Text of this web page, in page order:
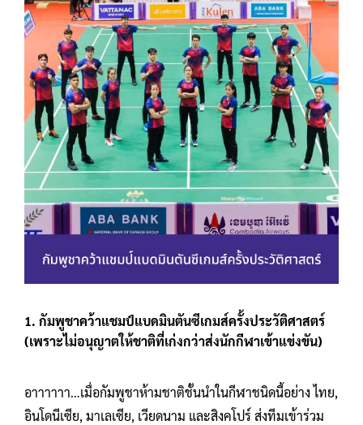
1. กัมพูชาคว้าแชมป์แบดมินตันซีเกมส์ครั้งประวัติศาสตร์
(เพราะไม่อนุญาตให้ชาติที่เก่งกว่าส่งนักกีฬาเข้าแข่งขัน)
อาาาาาา…เมื่อกัมพูชาห้ามชาติชั้นนำในกีฬาชนิดนี้อย่าง ไทย,
อินโดนีเซีย, มาเลเซีย, เวียดนาม และสิงคโปร์ ส่งทีมเข้าร่วม